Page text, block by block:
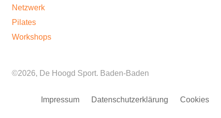
Netzwerk
Pilates
Workshops
©2026, De Hoogd Sport. Baden-Baden
Impressum Datenschutzerklärung Cookies